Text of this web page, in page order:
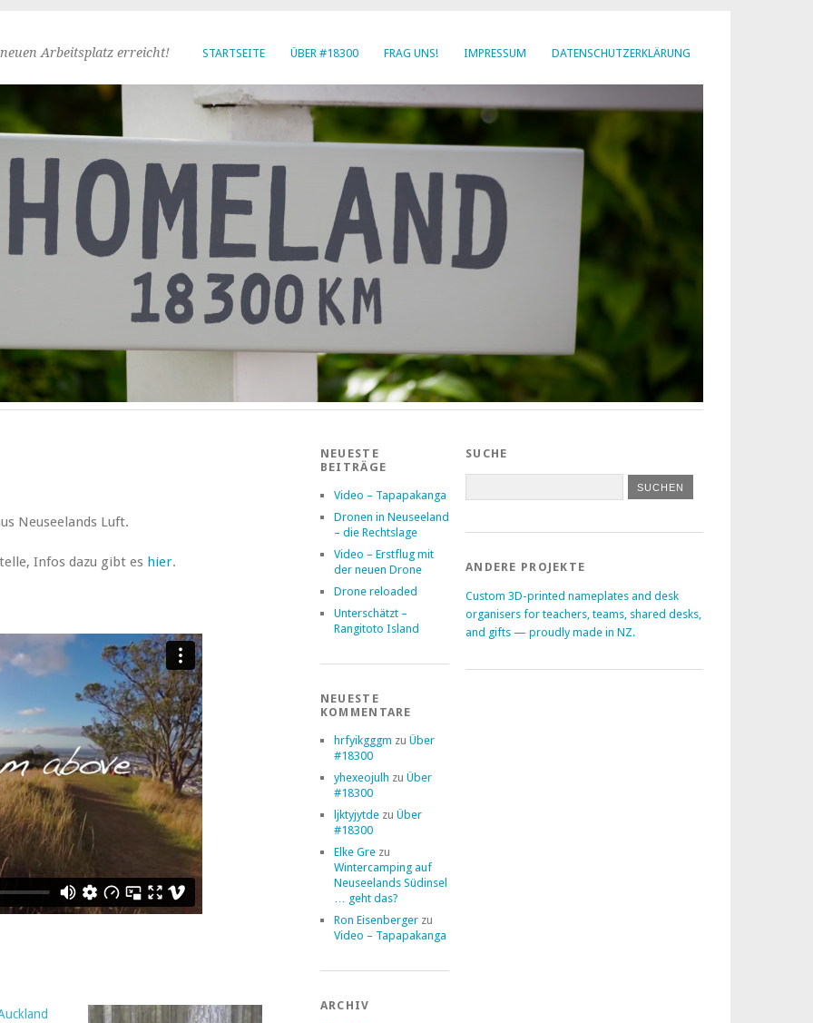
STARTSEITE ÜBER #18300 FRAG UNS! IMPRESSUM DATENSCHUTZERKLÄRUNG
Arbeitsplatz erreicht!
Neuseelands Luft.
Infos dazu gibt es hier.
NEUESTE
BEITRÄGE
Video – Tapapakanga
Dronen in Neuseeland
– die Rechtslage
Video – Erstflug mit
der neuen Drone
Drone reloaded
Unterschätzt –
Rangitoto Island
NEUESTE
KOMMENTARE
hrfyikgggm zu Über
#18300
yhexeojulh zu Über
#18300
ljktyjytdezu Über
#18300
Elke Grezu
Wintercamping auf
Neuseelands Südinsel
… geht das?
Ron Eisenbergerzu
Video – Tapapakanga
ARCHIV
SUCHE
ANDERE PROJEKTE
Custom 3D-printed nameplates and desk
organisers for teachers, teams, shared desks,
and gifts — proudly made in NZ.